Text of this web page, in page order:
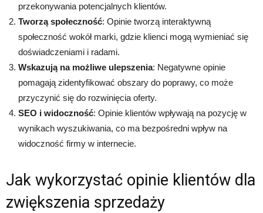
przekonywania potencjalnych klientów.
Tworzą społeczność: Opinie tworzą interaktywną
społeczność wokół marki, gdzie klienci mogą wymieniać się
doświadczeniami i radami.
Wskazują na możliwe ulepszenia: Negatywne opinie
pomagają zidentyfikować obszary do poprawy, co może
przyczynić się do rozwinięcia oferty.
SEO i widoczność: Opinie klientów wpływają na pozycję w
wynikach wyszukiwania, co ma bezpośredni wpływ na
widoczność firmy w internecie.
Jak wykorzystać opinie klientów dla
zwiększenia sprzedaży